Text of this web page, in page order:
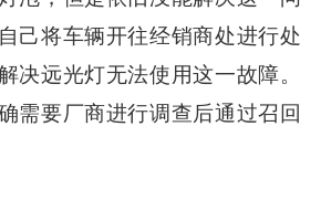
己将车辆开往经销商处进行处
决远光灯无法使用这一故障。
需要厂商进行调查后通过召回